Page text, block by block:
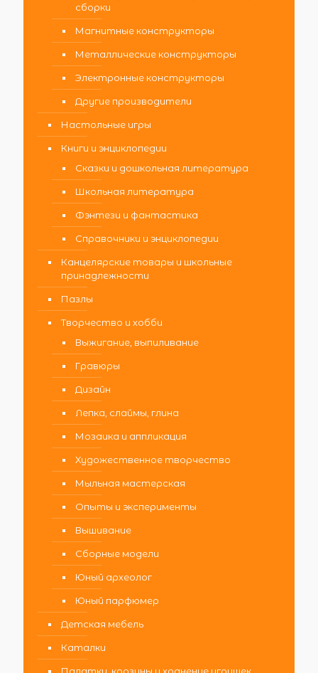
сборки
Магнитные конструкторы
Металлические конструкторы
Электронные конструкторы
Другие производители
Настольные игры
Книги и энциклопедии
Сказки и дошкольная литература
Школьная литература
Фэнтези и фантастика
Справочники и энциклопедии
Канцелярские товары и школьные
принадлежности
Пазлы
Творчество и хобби
Выжигание, выпиливание
Гравюры
Дизайн
Лепка, слаймы, глина
Мозаика и аппликация
Художественное творчество
Мыльная мастерская
Опыты и эксперименты
Вышивание
Сборные модели
Юный археолог
Юный парфюмер
Детская мебель
Каталки
Палатки, корзины и хранение игрушек